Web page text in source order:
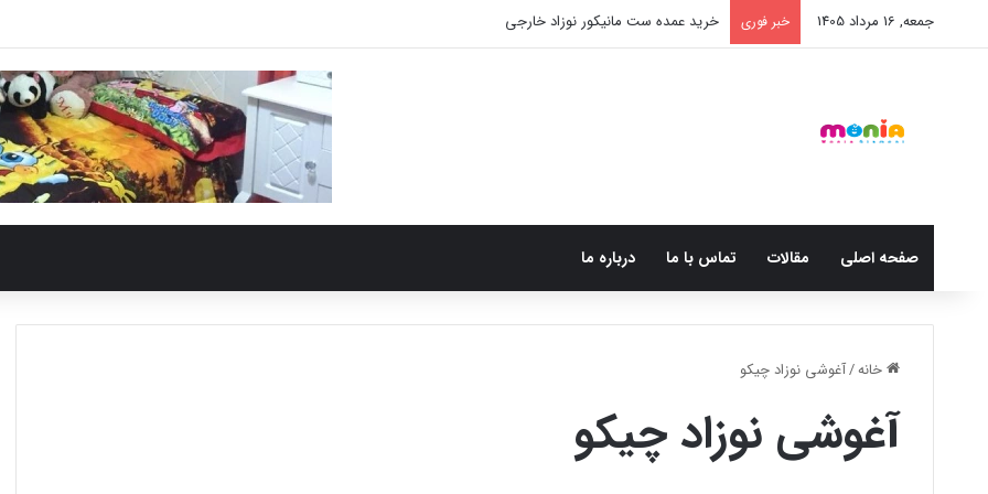
جمعه, 16 مرداد 1405 خبر فوری خرید عمده ست مانیکور نوزاد خارجی
صفحه اصلی مقالات تماس با ما درباره ما
خانه/آغوشی نوزاد چیکو
آغوشی نوزاد چیکو